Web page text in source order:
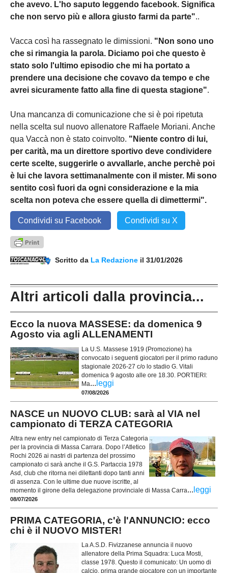
che avevo. L'ho saputo leggendo facebook. Significa
che non servo più e allora giusto farmi da parte"..
Vacca così ha rassegnato le dimissioni. "Non sono uno
che si rimangia la parola. Diciamo poi che questo è
stato solo l'ultimo episodio che mi ha portato a
prendere una decisione che covavo da tempo e che
avrei sicuramente fatto alla fine di questa stagione".
Una mancanza di comunicazione che si è poi ripetuta
nella scelta sul nuovo allenatore Raffaele Moriani. Anche
qua Vaccà non è stato coinvolto. "Niente contro di lui,
per carità, ma un direttore sportivo deve condividere
certe scelte, suggerirle o avvallarle, anche perchè poi
è lui che lavora settimanalmente con il mister. Mi sono
sentito così fuori da ogni considerazione e la mia
scelta non poteva che essere quella di dimettermi".
Condividi su Facebook Condividi su X
Scritto da La Redazione il 31/01/2026
Altri articoli dalla provincia...
Ecco la nuova MASSESE: da domenica 9
Agosto via agli ALLENAMENTI
La U.S. Massese 1919 (Promozione) ha
convocato i seguenti giocatori per il primo raduno
stagionale 2026-27 c/o lo stadio G. Vitali
domenica 9 agosto alle ore 18.30. PORTIERI:
Ma... leggi
07/08/2026
NASCE un NUOVO CLUB: sarà al VIA nel
campionato di TERZA CATEGORIA
Altra new entry nel campionato di Terza Categoria
per la provincia di Massa Carrara. Dopo l’Atletico
Rochi 2026 ai nastri di partenza del prossimo
campionato ci sarà anche il G.S. Partaccia 1978
Asd, club che ritorna nei dilettanti dopo tanti anni
di assenza. Con le ultime due nuove iscritte, al
momento il girone della delegazione provinciale di Massa Carra... leggi
08/07/2026
PRIMA CATEGORIA, c'è l'ANNUNCIO: ecco
chi è il NUOVO MISTER!
La A.S.D. Fivizzanese annuncia il nuovo
allenatore della Prima Squadra: Luca Mosti,
classe 1978. Questo il comunicato: Un uomo di
calcio, prima grande giocatore con un importante